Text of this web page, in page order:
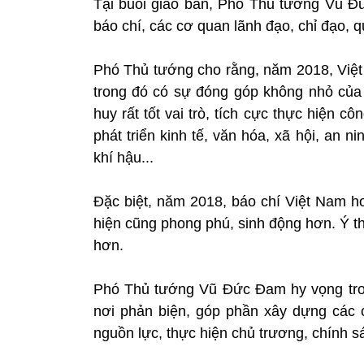
Tại buổi giao ban, Phó Thủ tướng Vũ
báo chí, các cơ quan lãnh đạo, chỉ đạo,
Phó Thủ tướng cho rằng, năm 2018,
trong đó có sự đóng góp không nhỏ
huy rất tốt vai trò, tích cực thực hiện
phát triển kinh tế, văn hóa, xã hội, an
khí hậu...
Đặc biệt, năm 2018, báo chí Việt Nam
hiện cũng phong phú, sinh động hơn. Ý
hơn.
Phó Thủ tướng Vũ Đức Đam hy vọng
nơi phản biện, góp phần xây dựng
nguồn lực, thực hiện chủ trương, chính